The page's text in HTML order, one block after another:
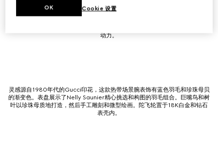
灵感源自1980年代档案中的桑蚕丝围巾，由知名羽毛艺术家Nelly Saunier以
精湛的羽毛工艺将鹤的设计栩栩如生。每一根羽毛都因其色调、质地和反光质
动力。
灵感源自1980年代的Gucci印花，这款热带场景腕表饰有蓝色羽毛和珍珠母贝
的渐变色。表盘展示了Nelly Saunier精心挑选和构图的羽毛组合。巨嘴鸟和树
叶以珍珠母质地打造，然后手工雕刻和微型绘画。陀飞轮置于18K白金和钻石
表壳内。
Cookie 设置
OK